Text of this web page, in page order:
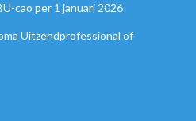
cao per 1 januari 2026
Uitzendprofessional of